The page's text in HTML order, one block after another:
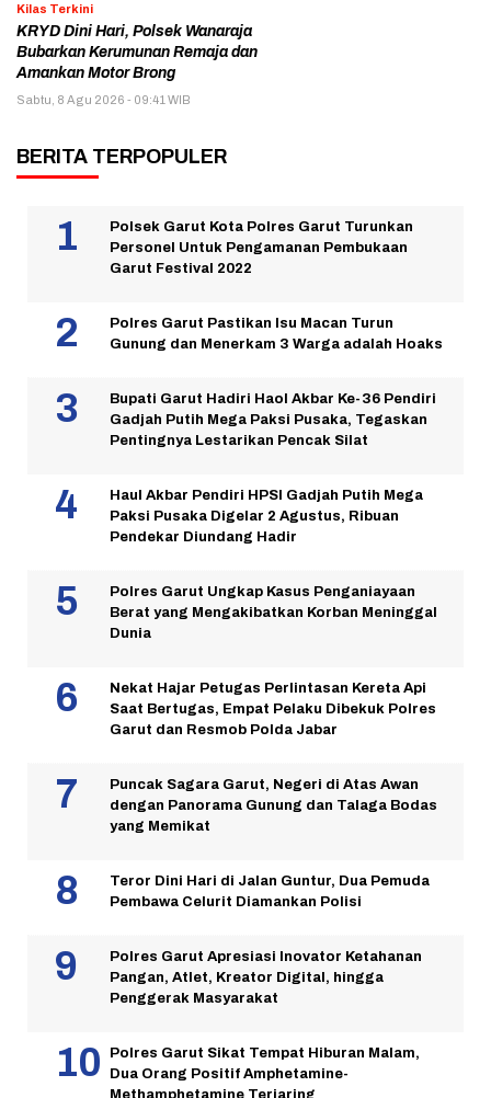
Kilas Terkini
KRYD Dini Hari, Polsek Wanaraja
Bubarkan Kerumunan Remaja dan
Amankan Motor Brong
Sabtu, 8 Agu 2026 - 09:41 WIB
BERITA TERPOPULER
Polsek Garut Kota Polres Garut Turunkan
Personel Untuk Pengamanan Pembukaan
Garut Festival 2022
Polres Garut Pastikan Isu Macan Turun
Gunung dan Menerkam 3 Warga adalah Hoaks
Bupati Garut Hadiri Haol Akbar Ke-36 Pendiri
Gadjah Putih Mega Paksi Pusaka, Tegaskan
Pentingnya Lestarikan Pencak Silat
Haul Akbar Pendiri HPSI Gadjah Putih Mega
Paksi Pusaka Digelar 2 Agustus, Ribuan
Pendekar Diundang Hadir
Polres Garut Ungkap Kasus Penganiayaan
Berat yang Mengakibatkan Korban Meninggal
Dunia
Nekat Hajar Petugas Perlintasan Kereta Api
Saat Bertugas, Empat Pelaku Dibekuk Polres
Garut dan Resmob Polda Jabar
Puncak Sagara Garut, Negeri di Atas Awan
dengan Panorama Gunung dan Talaga Bodas
yang Memikat
Teror Dini Hari di Jalan Guntur, Dua Pemuda
Pembawa Celurit Diamankan Polisi
Polres Garut Apresiasi Inovator Ketahanan
Pangan, Atlet, Kreator Digital, hingga
Penggerak Masyarakat
Polres Garut Sikat Tempat Hiburan Malam,
Dua Orang Positif Amphetamine-
Methamphetamine Terjaring